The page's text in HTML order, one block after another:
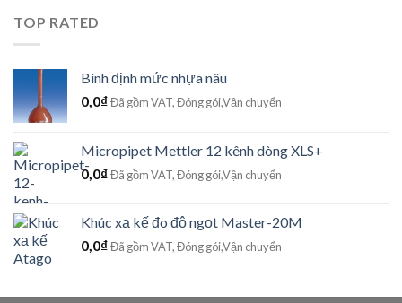
TOP RATED
Bình định mức nhựa nâu
0,0₫Đã gồm VAT, Đóng gói,Vận chuyển
Micropipet Mettler 12 kênh dòng XLS+
0,0₫Đã gồm VAT, Đóng gói,Vận chuyển
Khúc xạ kế đo độ ngọt Master-20M
0,0₫Đã gồm VAT, Đóng gói,Vận chuyển